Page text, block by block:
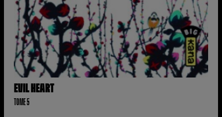
EVIL HEART
TOME 5